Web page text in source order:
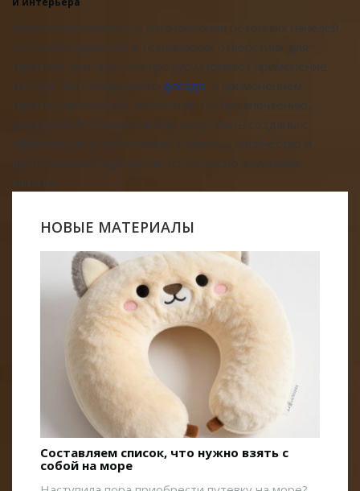
Имеется возможность изготовления бетонных панелей
без необходимости в технических отверстиях для
скрытого монтажа, что предусматривает применение
метода "вентилируемого фасада
скрытых крепежных элементов. По предпочтению,
фасадные бетонные панели могут быть созданы с
эффектными углублениями. Размеры, количество и
расположение определяются согласно желаниям
клиента.
НОВЫЕ МАТЕРИАЛЫ
Составляем список, что нужно взять с
собой на море